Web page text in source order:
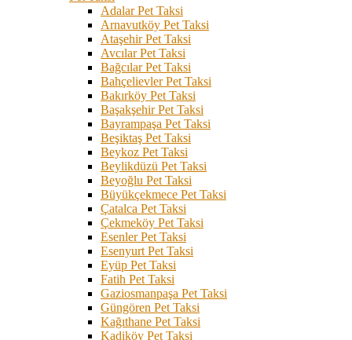
Adalar Pet Taksi
Arnavutköy Pet Taksi
Ataşehir Pet Taksi
Avcılar Pet Taksi
Bağcılar Pet Taksi
Bahçelievler Pet Taksi
Bakırköy Pet Taksi
Başakşehir Pet Taksi
Bayrampaşa Pet Taksi
Beşiktaş Pet Taksi
Beykoz Pet Taksi
Beylikdüzü Pet Taksi
Beyoğlu Pet Taksi
Büyükçekmece Pet Taksi
Çatalca Pet Taksi
Çekmeköy Pet Taksi
Esenler Pet Taksi
Esenyurt Pet Taksi
Eyüp Pet Taksi
Fatih Pet Taksi
Gaziosmanpaşa Pet Taksi
Güngören Pet Taksi
Kağıthane Pet Taksi
Kadiköy Pet Taksi